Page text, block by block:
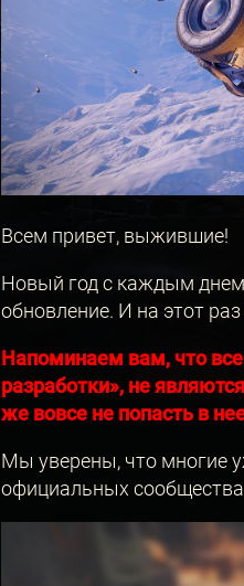
Всем привет, выжившие!
Новый год с каждым днем
обновление. И на этот
Напоминаем вам, что
разработки», не
же вовсе не попасть в
Мы уверены, что многие
официальных